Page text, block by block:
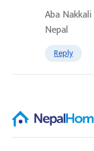
Aba
Nepal
Reply